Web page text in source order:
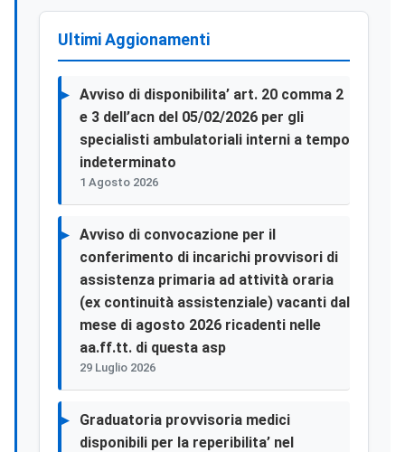
Ultimi Aggionamenti
Avviso di disponibilita’ art. 20 comma 2
e 3 dell’acn del 05/02/2026 per gli
specialisti ambulatoriali interni a tempo
indeterminato
1 Agosto 2026
Avviso di convocazione per il
conferimento di incarichi provvisori di
assistenza primaria ad attività oraria
(ex continuità assistenziale) vacanti dal
mese di agosto 2026 ricadenti nelle
aa.ff.tt. di questa asp
29 Luglio 2026
Graduatoria provvisoria medici
disponibili per la reperibilita’ nel